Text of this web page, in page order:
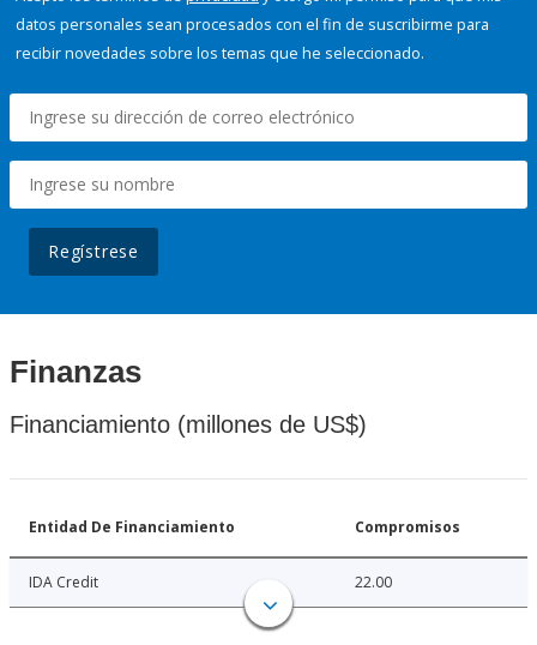
datos personales sean procesados con el fin de suscribirme para
recibir novedades sobre los temas que he seleccionado.
Regístrese
Finanzas
Financiamiento (millones de US$)
Entidad De Financiamiento Compromisos
IDA Credit 22.00